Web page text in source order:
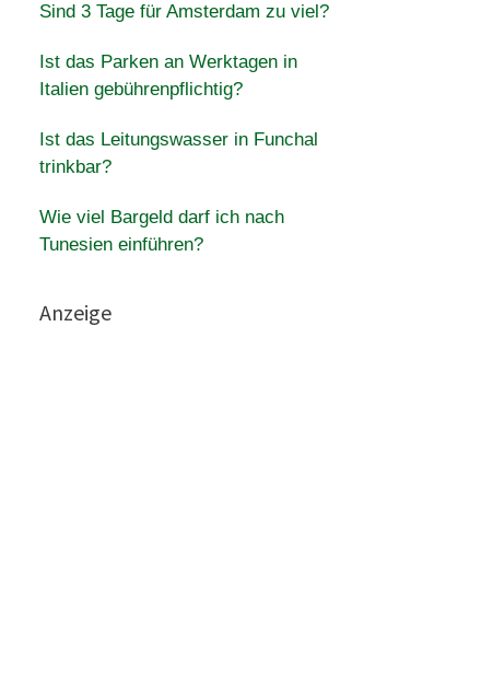
Sind 3 Tage für Amsterdam zu viel?
Ist das Parken an Werktagen in
Italien gebührenpflichtig?
Ist das Leitungswasser in Funchal
trinkbar?
Wie viel Bargeld darf ich nach
Tunesien einführen?
Anzeige